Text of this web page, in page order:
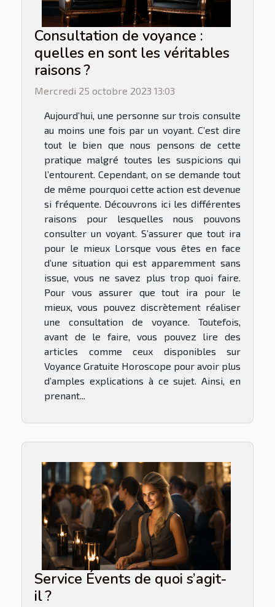
Consultation de voyance :
quelles en sont les véritables
raisons ?
Mercredi 25 octobre 2023 13:03
Aujourd’hui, une personne sur trois consulte
au moins une fois par un voyant. C’est dire
tout le bien que nous pensons de cette
pratique malgré toutes les suspicions qui
l’entourent. Cependant, on se demande tout
de même pourquoi cette action est devenue
si fréquente. Découvrons ici les différentes
raisons pour lesquelles nous pouvons
consulter un voyant. S’assurer que tout ira
pour le mieux Lorsque vous êtes en face
d’une situation qui est apparemment sans
issue, vous ne savez plus trop quoi faire.
Pour vous assurer que tout ira pour le
mieux, vous pouvez discrètement réaliser
une consultation de voyance. Toutefois,
avant de le faire, vous pouvez lire des
articles comme ceux disponibles sur
Voyance Gratuite Horoscope pour avoir plus
d’amples explications à ce sujet. Ainsi, en
prenant...
Service Évents de quoi s’agit-
il ?